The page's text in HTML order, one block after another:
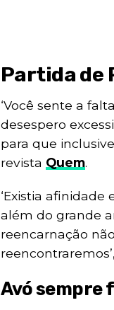
Partida de
‘Você sente a
desespero
para que
revista Quem.
‘Existia
além do grande
reencarnação
Avó sempre